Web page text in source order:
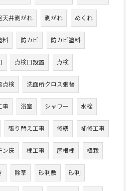
天井剥がれ 剥がれ めくれ
料 防カビ 防カビ塗料
点検口設置 点検
点検 洗面所クロス張替
事 浴室 シャワー 水栓
張り替え工事 修繕 補修工事
ン床 棟工事 屋根棟 植栽
除草 砂利敷 砂利